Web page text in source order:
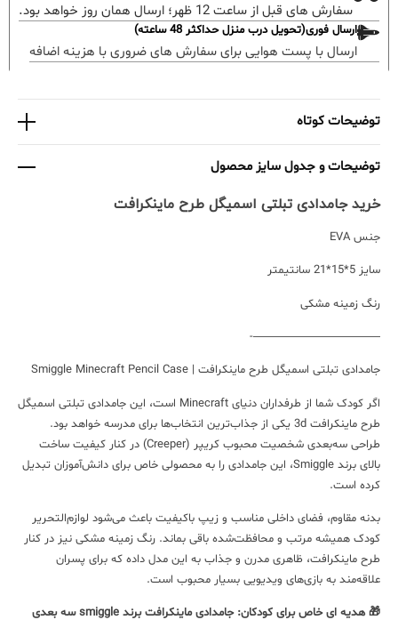
سفارش های قبل از ساعت 12 ظهر؛ ارسال همان روز خواهد بود.
ارسال فوری(تحویل درب منزل حداکثر 48 ساعته)
ارسال با پست هوایی برای سفارش های ضروری با هزینه اضافه
توضیحات کوتاه
توضیحات و جدول سایز محصول
خرید جامدادی تبلتی اسمیگل طرح ماینکرافت
جنس EVA
سایز 5*15*21 سانتیمتر
رنگ زمینه مشکی
———————————-
جامدادی تبلتی اسمیگل طرح ماینکرافت | Smiggle Minecraft Pencil Case
اگر کودک شما از طرفداران دنیای Minecraft است، این جامدادی تبلتی اسمیگل
طرح ماینکرافت 3d یکی از جذاب‌ترین انتخاب‌ها برای مدرسه خواهد بود.
طراحی سه‌بعدی شخصیت محبوب کریپر (Creeper) در کنار کیفیت ساخت
بالای برند Smiggle، این جامدادی را به محصولی خاص برای دانش‌آموزان تبدیل
کرده است.
بدنه مقاوم، فضای داخلی مناسب و زیپ باکیفیت باعث می‌شود لوازم‌التحریر
کودک همیشه مرتب و محافظت‌شده باقی بماند. رنگ زمینه مشکی نیز در کنار
طرح ماینکرافت، ظاهری مدرن و جذاب به این مدل داده که برای پسران
علاقه‌مند به بازی‌های ویدیویی بسیار محبوب است.
🎁 هدیه ای خاص برای کودکان: جامدادی ماینکرافت برند smiggle سه بعدی